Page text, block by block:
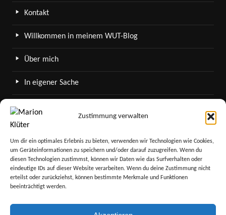
Zustimmung verwalten
Um dir ein optimales Erlebnis zu bieten, verwenden wir Technologien wie Cookies,
um Geräteinformationen zu speichern und/oder darauf zuzugreifen. Wenn du
diesen Technologien zustimmst, können wir Daten wie das Surfverhalten oder
eindeutige IDs auf dieser Website verarbeiten. Wenn du deine Zustimmung nicht
erteilst oder zurückziehst, können bestimmte Merkmale und Funktionen
beeinträchtigt werden.
Kontakt
Willkommen in meinem WUT-Blog
Über mich
In eigener Sache
Newsletter
Sitemap